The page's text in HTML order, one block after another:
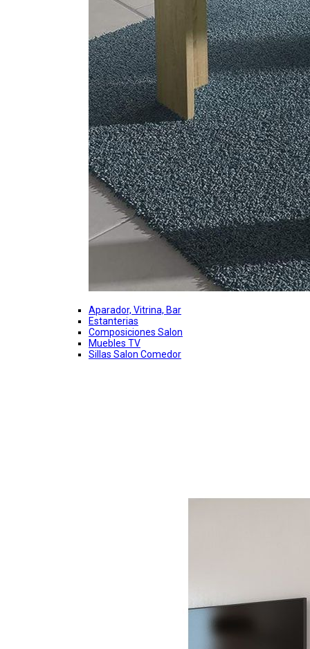
Aparador, Vitrina, Bar
Estanterias
Composiciones Salon
Muebles TV
Sillas Salon Comedor